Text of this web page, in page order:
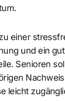
einer
und ein
Senioren
leicht